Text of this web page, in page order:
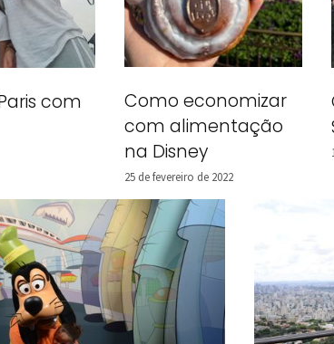
com
Como economizar
com alimentação
na Disney
25 de fevereiro de 2022